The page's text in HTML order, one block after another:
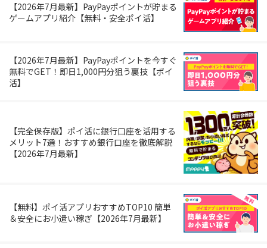
【2026年7月最新】PayPayポイントが貯まる
ゲームアプリ紹介【無料・安全ポイ活】
【2026年7月最新】PayPayポイントを今すぐ
無料でGET！即日1,000円分狙う裏技【ポイ
活】
【完全保存版】ポイ活に銀行口座を活用する
メリット7選！おすすめ銀行口座を徹底解説
【2026年7月最新】
【無料】ポイ活アプリおすすめTOP10 簡単
＆安全にお小遣い稼ぎ【2026年7月最新】